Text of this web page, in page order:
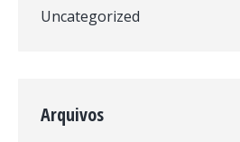
Uncategorized
Arquivos